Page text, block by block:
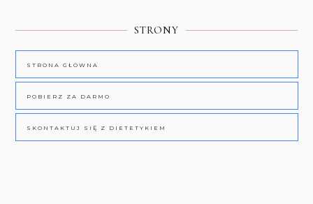
STRONY
STRONA GŁÓWNA
POBIERZ ZA DARMO
SKONTAKTUJ SIĘ Z DIETETYKIEM